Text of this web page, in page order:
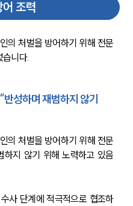
조력
의 처벌을 방어하기 위해 전문
니다.
성하며 재범하지 않기
의 처벌을 방어하기 위해 전문
하지 않기 위해 노력하고 있음
사 단계에 적극적으로 협조하